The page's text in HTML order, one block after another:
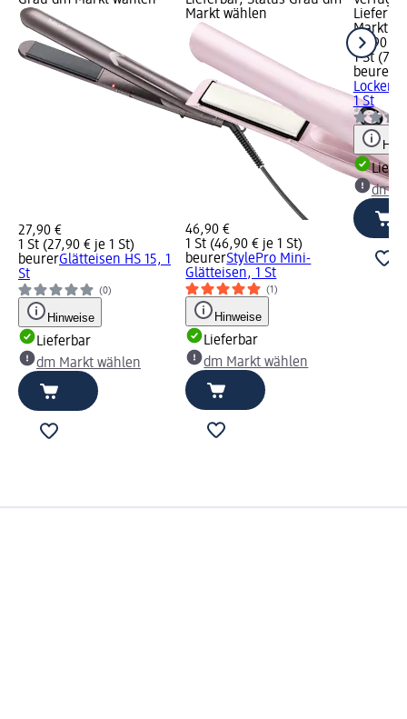
27,90 €
1 St (27,90 € je 1 St)
beurerGlätteisen HS 15, 1
St
(0)
Hinweise
Lieferbar
dm Markt wählen
Markt wählen
46,90 €
1 St (46,90 € je 1 St)
beurerStylePro Mini-
Glätteisen, 1 St
(1)
Hinweise
Lieferbar
dm Markt wählen
Markt
74,90 €
1 St
beurer
1 St
dm